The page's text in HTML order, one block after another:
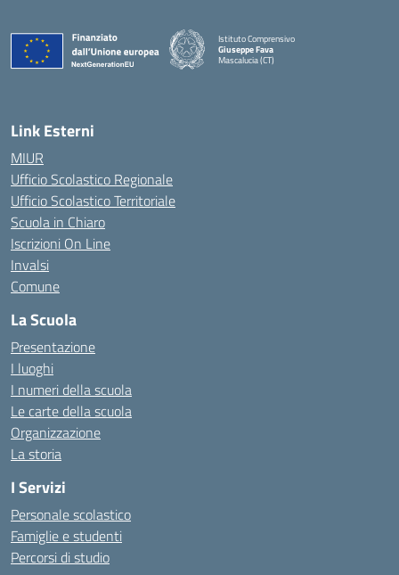
Istituto Comprensivo
Giuseppe Fava
Mascalucia (CT)
Link Esterni
MIUR
Ufficio Scolastico Regionale
Ufficio Scolastico Territoriale
Scuola in Chiaro
Iscrizioni On Line
Invalsi
Comune
La Scuola
Presentazione
I luoghi
I numeri della scuola
Le carte della scuola
Organizzazione
La storia
I Servizi
Personale scolastico
Famiglie e studenti
Percorsi di studio